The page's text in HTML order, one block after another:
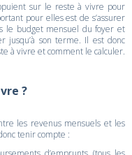
sur le reste à vivre pour
pour elles est de s’assurer
le budget mensuel du foyer et
jusqu’à son terme. Il est donc
à vivre et comment le calculer.
?
les revenus mensuels et les
tenir compte :